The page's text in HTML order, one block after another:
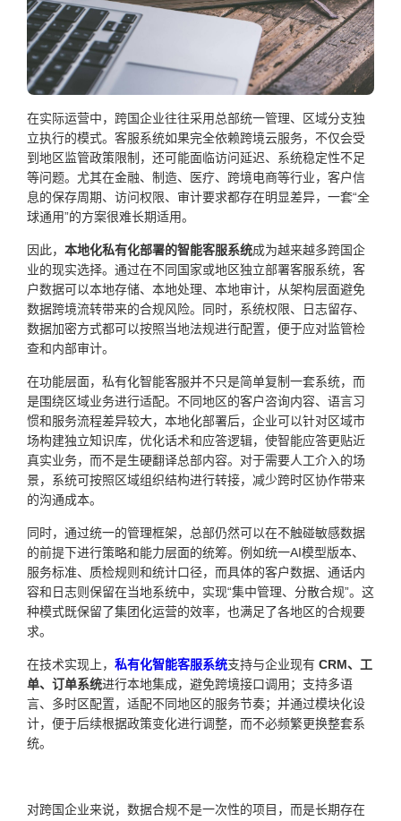
在实际运营中，跨国企业往往采用总部统一管理、区域分支独
立执行的模式。客服系统如果完全依赖跨境云服务，不仅会受
到地区监管政策限制，还可能面临访问延迟、系统稳定性不足
等问题。尤其在金融、制造、医疗、跨境电商等行业，客户信
息的保存周期、访问权限、审计要求都存在明显差异，一套“全
球通用”的方案很难长期适用。
因此， 本地化私有化部署的智能客服系统成为越来越多跨国企
业的现实选择。通过在不同国家或地区独立部署客服系统，客
户数据可以本地存储、本地处理、本地审计，从架构层面避免
数据跨境流转带来的合规风险。同时，系统权限、日志留存、
数据加密方式都可以按照当地法规进行配置，便于应对监管检
查和内部审计。
在功能层面，私有化智能客服并不只是简单复制一套系统，而
是围绕区域业务进行适配。不同地区的客户咨询内容、语言习
惯和服务流程差异较大，本地化部署后，企业可以针对区域市
场构建独立知识库，优化话术和应答逻辑，使智能应答更贴近
真实业务，而不是生硬翻译总部内容。对于需要人工介入的场
景，系统可按照区域组织结构进行转接，减少跨时区协作带来
的沟通成本。
同时，通过统一的管理框架，总部仍然可以在不触碰敏感数据
的前提下进行策略和能力层面的统筹。例如统一AI模型版本、
服务标准、质检规则和统计口径，而具体的客户数据、通话内
容和日志则保留在当地系统中，实现“集中管理、分散合规”。这
种模式既保留了集团化运营的效率，也满足了各地区的合规要
求。
在技术实现上， 私有化智能客服系统支持与企业现有 CRM、工
单、订单系统进行本地集成，避免跨境接口调用；支持多语
言、多时区配置，适配不同地区的服务节奏；并通过模块化设
计，便于后续根据政策变化进行调整，而不必频繁更换整套系
统。
对跨国企业来说，数据合规不是一次性的项目，而是长期存在